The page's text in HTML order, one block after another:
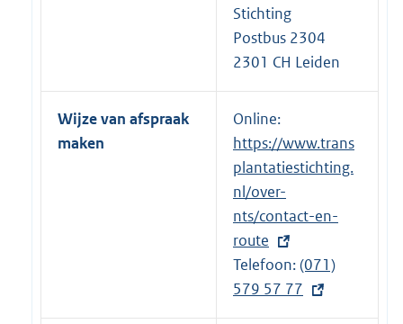
Stichting
Postbus 2304
2301 CH Leiden
Wijze van afspraak
maken
Online:
x
t
e
r
n
e
i
https://www.trans
plantatiestichting.
nl/over-
nts/contact-en-
route
Telefoon:E
x
t
(071)
579 57 77